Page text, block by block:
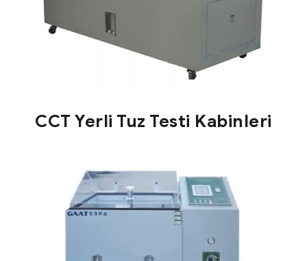
CCT Yerli Tuz Testi Kabinleri